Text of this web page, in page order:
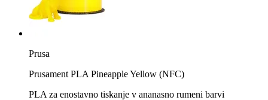
Prusa
Prusament PLA Pineapple Yellow (NFC)
PLA za enostavno tiskanje v ananasno rumeni barvi